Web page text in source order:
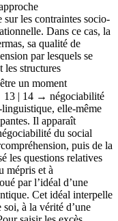
les contraintes socio-
Dans ce cas, la
sa qualité de
par lesquels se
les structures
un moment
| 14 → négociabilité
elle-même
Il apparaît
du social
puis de la
les questions relatives
mépris et à
par l’idéal d’une
Cet idéal interpelle
à la vérité d’une